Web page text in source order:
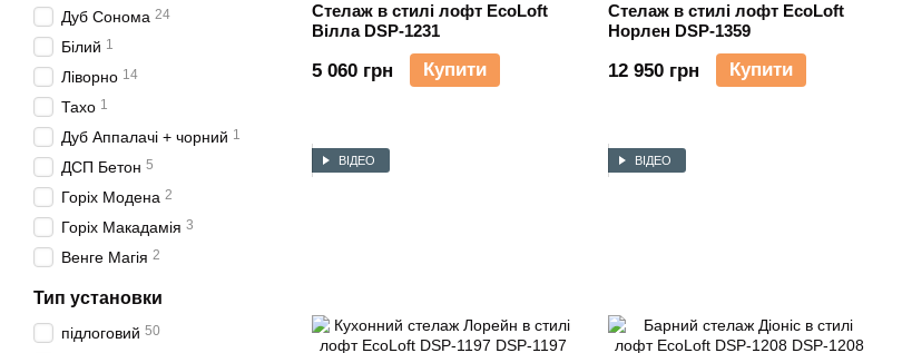
Стелаж в стилі лофт EcoLoft
Вілла DSP-1231
5 060 грн Купити
Стелаж в стилі лофт EcoLoft
Норлен DSP-1359
12 950 грн Купити
ВІДЕО ВІДЕО
Дуб Сонома 24
Білий 1
Ліворно 14
Тахо 1
Дуб Аппалачі + чорний 1
ДСП Бетон 5
Горіх Модена 2
Горіх Макадамія 3
Венге Магія 2
Тип установки
підлоговий 50